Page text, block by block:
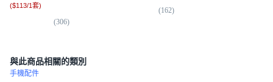
($113/1套)
(306)
(162)
與此商品相關的類別
手機配件